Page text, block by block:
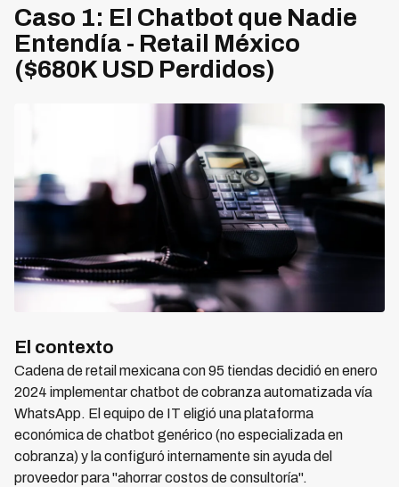
Caso 1: El Chatbot que Nadie
Entendía - Retail México
($680K USD Perdidos)
El contexto
Cadena de retail mexicana con 95 tiendas decidió en enero
2024 implementar chatbot de cobranza automatizada vía
WhatsApp. El equipo de IT eligió una plataforma
económica de chatbot genérico (no especializada en
cobranza) y la configuró internamente sin ayuda del
proveedor para "ahorrar costos de consultoría".